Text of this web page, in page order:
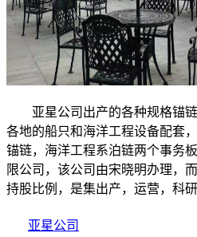
亚星公司出产的各种规格锚链
各地的船只和海洋工程设备配套
锚链，海洋工程系泊链两个事务
限公司，该公司由宋晓明办理，
持股比例，是集出产，运营，科研
亚星公司